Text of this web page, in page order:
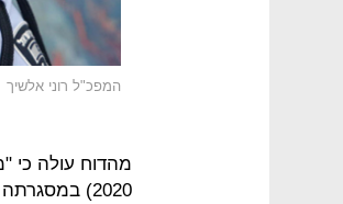
המפכ"ל רוני אלשיך